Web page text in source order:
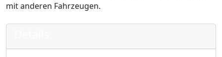
mit anderen Fahrzeugen.